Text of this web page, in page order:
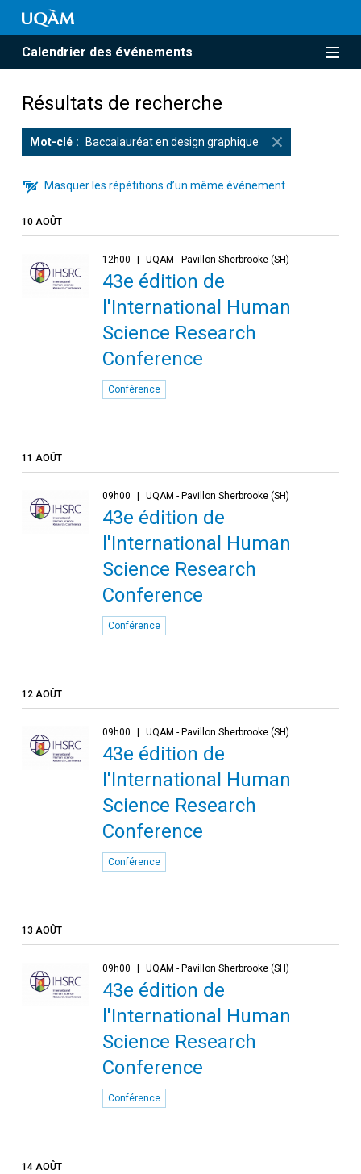
Calendrier des événements
Résultats de recherche
Mot-clé Baccalauréat en design graphique
Masquer les répétitions d’un même événement
10 AOÛT
12h00 UQAM - Pavillon Sherbrooke (SH)
43e édition de
l'International Human
Science Research
Conference
Conférence
11 AOÛT
09h00 UQAM - Pavillon Sherbrooke (SH)
43e édition de
l'International Human
Science Research
Conference
Conférence
12 AOÛT
09h00 UQAM - Pavillon Sherbrooke (SH)
43e édition de
l'International Human
Science Research
Conference
Conférence
13 AOÛT
09h00 UQAM - Pavillon Sherbrooke (SH)
43e édition de
l'International Human
Science Research
Conference
Conférence
14 AOÛT